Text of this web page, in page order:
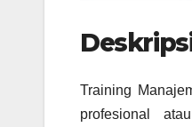
Training
profesional